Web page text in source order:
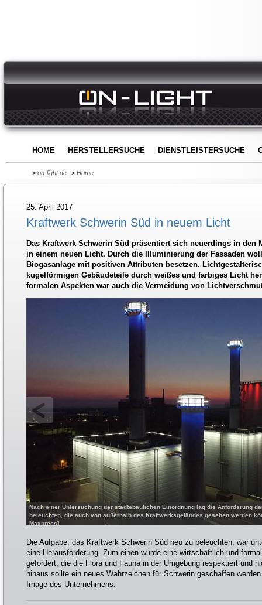
HOME HERSTELLERSUCHE DIENSTLEISTERSUCHE
> on-light.de > Home
25. April 2017
Kraftwerk Schwerin Süd in neuem Licht
Das Kraftwerk Schwerin Süd präsentiert sich neuerdings in den
in einem neuen Licht. Durch die Illuminierung der Fassaden
Biogasanlage mit positiven Attributen besetzen.
kugelförmigen Gebäudeteile durch weißes und farbiges Licht
formalen Aspekten war auch die Vermeidung von
Nach einer Untersuchung der städtebaulichen Einordnung lag die Anforderung
beleuchten, die auch von außerhalb des Kraftwerksgeländes gesehen werden
Maxpress]
Die Aufgabe, das Kraftwerk Schwerin Süd neu zu beleuchten, war
eine Herausforderung. Zum einen wurde eine wirtschaftlich und
gefordert, die die Flora und Fauna in der Umgebung respektiert und
hinaus sollte ein neues Wahrzeichen für Schwerin geschaffen
Image des Unternehmens.